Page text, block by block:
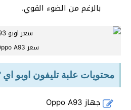
بالرغم من الضوء القوي.
سعر Oppo A93
محتويات علبة تليفون اوبو اي ٩٣
جهاز Oppo A93